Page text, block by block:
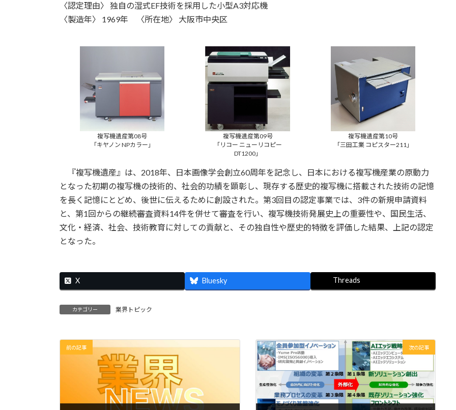
〈認定理由〉 独自の湿式EF技術を採用した小型A3対応機
〈製造年〉 1969年 〈所在地〉 大阪市中央区
複写機遺産第08号
「キヤノン NPカラー」
複写機遺産第09号
「リコー ニューリコピー
DT1200」
複写機遺産第10号
「三田工業 コピスター211」
『複写機遺産』は、2018年、日本画像学会創立60周年を記念し、日本における複写機産業の原動力
となった初期の複写機の技術的、社会的功績を顕彰し、現存する歴史的複写機に搭載された技術の記憶
を長く記憶にとどめ、後世に伝えるために創設された。第3回目の認定事業では、3件の新規申請資料
と、第1回からの継続審査資料14件を併せて審査を行い、複写機技術発展史上の重要性や、国民生活、
文化・経済、社会、技術教育に対しての貢献と、その独自性や歴史的特徴を評価した結果、上記の認定
となった。
X Bluesky Threads
カテゴリー 業界トピック
前の記事 次の記事